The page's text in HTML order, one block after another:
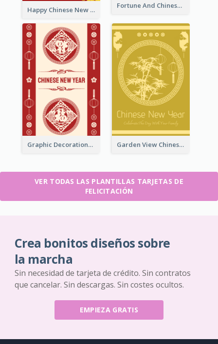
Fortune And Chinese New Year Greeting Card
Happy Chinese New Year Greeting Card With Circle illustrations
Graphic Decorations Chinese New Year Greeting Card Garden View Chinese New Year Greeting Card
VER TODAS LAS PLANTILLAS TARJETAS DE
FELICITACIÓN
Crea bonitos diseños sobre
la marcha
Sin necesidad de tarjeta de crédito. Sin contratos
que cancelar. Sin descargas. Sin costes ocultos.
EMPIEZA GRATIS